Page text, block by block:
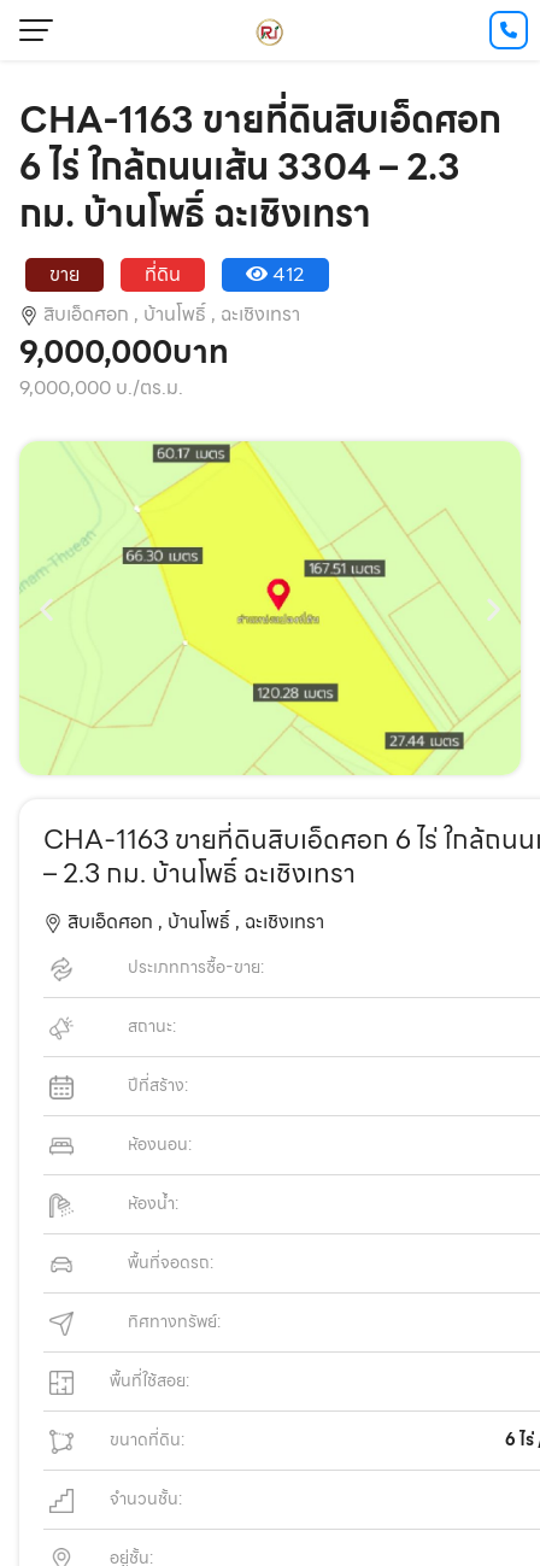
CHA-1163 ขายที่ดินสิบเอ็ดศอก
6 ไร่ ใกล้ถนนเส้น 3304 – 2.3
กม. บ้านโพธิ์ ฉะเชิงเทรา
ขาย ที่ดิน
412
สิบเอ็ดศอก , บ้านโพธิ์ , ฉะเชิงเทรา
9,000,000บาท
9,000,000 บ./ตร.ม.
CHA-1163 ขายที่ดินสิบเอ็ดศอก 6 ไร่ ใกล้ถน
– 2.3 กม. บ้านโพธิ์ ฉะเชิงเทรา
สิบเอ็ดศอก , บ้านโพธิ์ , ฉะเชิงเทรา
ประเภทการซื้อ-ขาย:
สถานะ:
ปีที่สร้าง:
ห้องนอน:
ห้องน้ำ:
พื้นที่จอดรถ:
ทิศทางทรัพย์:
พื้นที่ใช้สอย:
ขนาดที่ดิน: 6 ไ
จำนวนชั้น:
อยู่ชั้น: